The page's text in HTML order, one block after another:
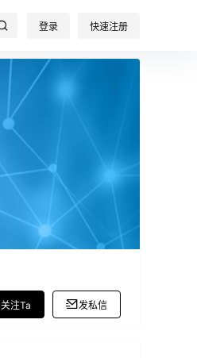
登录 快速注册
关注Ta 发私信